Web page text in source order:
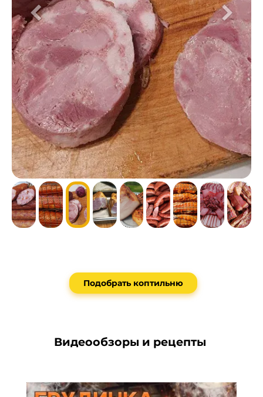
Подобрать коптильню
Видеообзоры и рецепты